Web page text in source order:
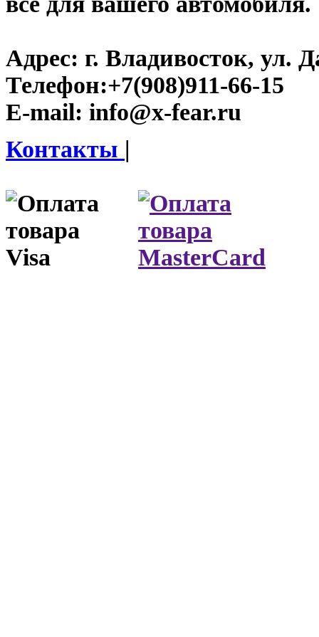
Адрес: г. Владивосток, ул.
Телефон:+7(908)911-66-15
E-mail: info@x-fear.ru
Контакты |